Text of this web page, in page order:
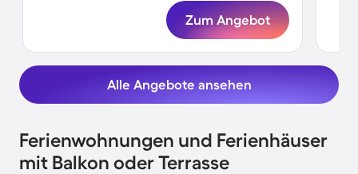
Zum Angebot
Alle Angebote ansehen
Ferienwohnungen und Ferienhäuser
mit Balkon oder Terrasse